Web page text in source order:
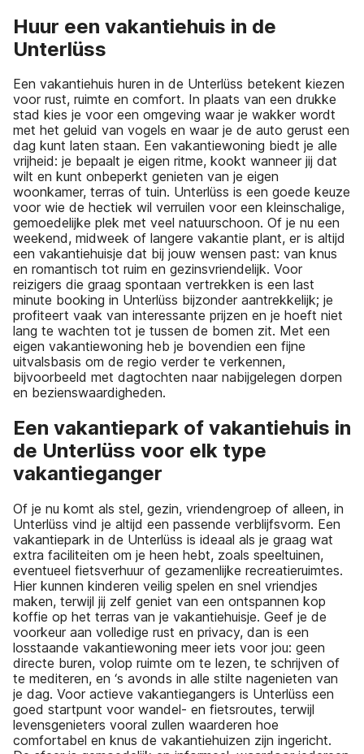
Huur een vakantiehuis in de
Unterlüss
Een vakantiehuis huren in de Unterlüss betekent kiezen
voor rust, ruimte en comfort. In plaats van een drukke
stad kies je voor een omgeving waar je wakker wordt
met het geluid van vogels en waar je de auto gerust een
dag kunt laten staan. Een vakantiewoning biedt je alle
vrijheid: je bepaalt je eigen ritme, kookt wanneer jij dat
wilt en kunt onbeperkt genieten van je eigen
woonkamer, terras of tuin. Unterlüss is een goede keuze
voor wie de hectiek wil verruilen voor een kleinschalige,
gemoedelijke plek met veel natuurschoon. Of je nu een
weekend, midweek of langere vakantie plant, er is altijd
een vakantiehuisje dat bij jouw wensen past: van knus
en romantisch tot ruim en gezinsvriendelijk. Voor
reizigers die graag spontaan vertrekken is een last
minute booking in Unterlüss bijzonder aantrekkelijk; je
profiteert vaak van interessante prijzen en je hoeft niet
lang te wachten tot je tussen de bomen zit. Met een
eigen vakantiewoning heb je bovendien een fijne
uitvalsbasis om de regio verder te verkennen,
bijvoorbeeld met dagtochten naar nabijgelegen dorpen
en bezienswaardigheden.
Een vakantiepark of vakantiehuis in
de Unterlüss voor elk type
vakantieganger
Of je nu komt als stel, gezin, vriendengroep of alleen, in
Unterlüss vind je altijd een passende verblijfsvorm. Een
vakantiepark in de Unterlüss is ideaal als je graag wat
extra faciliteiten om je heen hebt, zoals speeltuinen,
eventueel fietsverhuur of gezamenlijke recreatieruimtes.
Hier kunnen kinderen veilig spelen en snel vriendjes
maken, terwijl jij zelf geniet van een ontspannen kop
koffie op het terras van je vakantiehuisje. Geef je de
voorkeur aan volledige rust en privacy, dan is een
losstaande vakantiewoning meer iets voor jou: geen
directe buren, volop ruimte om te lezen, te schrijven of
te mediteren, en ‘s avonds in alle stilte nagenieten van
je dag. Voor actieve vakantiegangers is Unterlüss een
goed startpunt voor wandel- en fietsroutes, terwijl
levensgenieters vooral zullen waarderen hoe
comfortabel en knus de vakantiehuizen zijn ingericht.